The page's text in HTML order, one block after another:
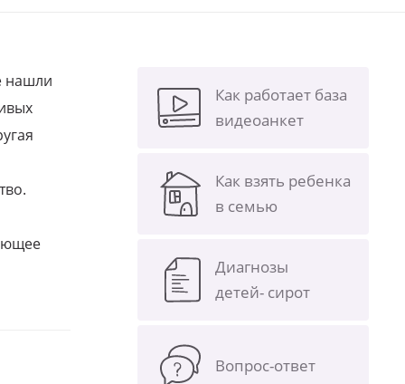
нашли
Как работает база
видеоанкет
Как взять ребенка
в семью
Диагнозы
детей- сирот
Вопрос-ответ